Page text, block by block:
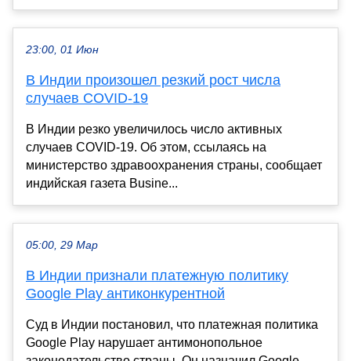
23:00, 01 Июн
В Индии произошел резкий рост числа
случаев COVID-19
В Индии резко увеличилось число активных
случаев COVID-19. Об этом, ссылаясь на
министерство здравоохранения страны, сообщает
индийская газета Busine...
05:00, 29 Мар
В Индии признали платежную политику
Google Play антиконкурентной
Суд в Индии постановил, что платежная политика
Google Play нарушает антимонопольное